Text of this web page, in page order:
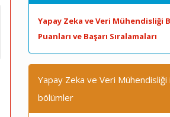
Yapay Zeka ve Veri Mühendisliği
Puanları ve Başarı Sıralamaları
Yapay Zeka ve Veri Mühendisliği
bölümler